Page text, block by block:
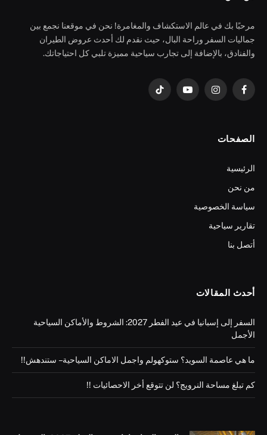
مرحبًا بك في عالم الاستكشاف والمغامرة! نحن في موقعنا نجمع بين
جماليات السفر وراحة البال، حيث نقدم لك أحدث عروض الطيران
والفنادق، بالإضافة إلى تجارب سياحية مميزة تلبي كل احتياجاتك.
فيسبوكالانستغراميوتيوب تيكتوك
الصفحات
الرئيسية
من نحن
سياسة الخصوصية
تقارير سياحية
أتصل بنا
أحدث المقالات
السفر إلى إسبانيا في عيد الفطر 2027: الشروط والأماكن السياحية
الأجمل
ما هي عاصمة السويد؟ ستوكهولم واجمل الاماكن السياحية – ستندهش!!
كم تبلغ مساحة النرويج؟ لن تتوقع أخر الاحصائيات !!